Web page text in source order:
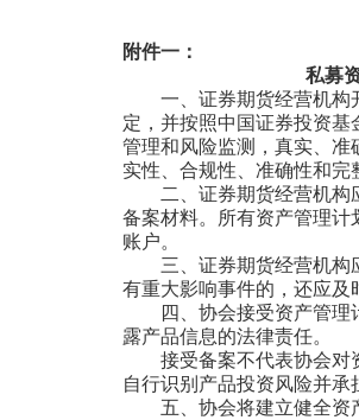
附件一：
私募
一、证券期货经营机构开
定，并按照中国证券投资
管理和风险监测，真实、
实性、合规性、准确性和完
二、证券期货经营机构应
备案材料。所有资产管理
账户。
三、证券期货经营机构应
有重大影响事件的，还应及
四、协会接受资产管理计
露产品信息的法律责任。
接受备案不代表协会对资
自行识别产品投资风险并
五、协会将建立健全资